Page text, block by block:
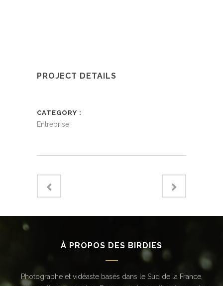
PROJECT DETAILS
CATEGORY
Entreprise
À PROPOS DES BIRDIES
Photographe et vidéaste basés dans le Sud de la France,